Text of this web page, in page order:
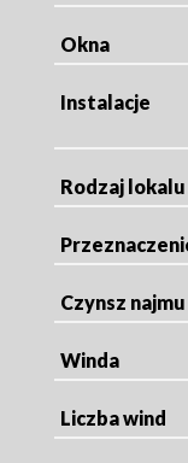
Okna
Instalacje
Rodzaj lokalu
Czynsz
Winda
Liczba wind